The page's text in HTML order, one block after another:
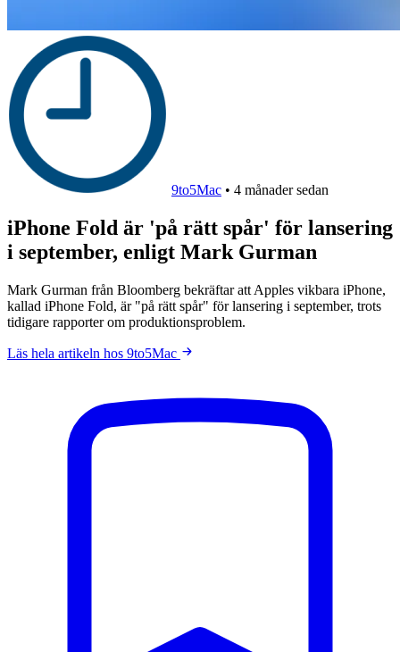
9to5Mac • 4 månader sedan
iPhone Fold är 'på rätt spår' för lansering
i september, enligt Mark Gurman
Mark Gurman från Bloomberg bekräftar att Apples vikbara iPhone,
kallad iPhone Fold, är "på rätt spår" för lansering i september, trots
tidigare rapporter om produktionsproblem.
Läs hela artikeln hos 9to5Mac